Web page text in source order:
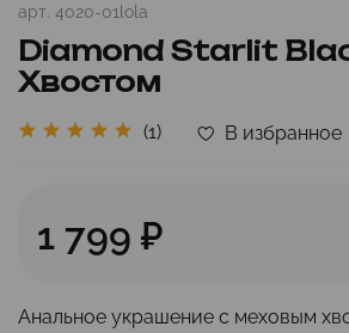
арт. 4020-01lola
Diamond Starlit
Хвостом
(1) В избранное
1 799 ₽
Анальное украшение с меховым